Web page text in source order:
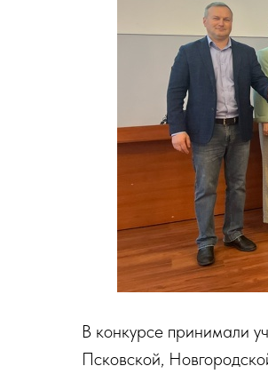
В конкурсе принимали
Псковской,